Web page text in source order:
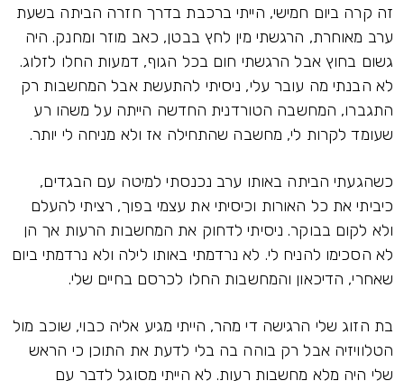
זה קרה ביום חמישי, הייתי ברכבת בדרך חזרה הביתה בשעת
ערב מאוחרת, הרגשתי מין לחץ בבטן, כאב מוזר ומחנק. היה
גשום בחוץ אבל הרגשתי חום בכל הגוף, דמעות החלו לזלוג.
לא הבנתי מה עובר עלי, ניסיתי להתעשת אבל המחשבות רק
התגברו, המחשבה הטורדנית החדשה הייתה על משהו רע
שעומד לקרות לי, מחשבה שהתחילה אז ולא מניחה לי יותר.
כשהגעתי הביתה באותו ערב נכנסתי למיטה עם הבגדים,
כיביתי את כל האורות וכיסיתי את עצמי בפוך, רציתי להעלם
ולא לקום בבוקר. ניסיתי לדחוק את המחשבות הרעות אך הן
לא הסכימו להניח לי. לא נרדמתי באותו לילה ולא נרדמתי ביום
שאחרי, הדיכאון והמחשבות החלו לכרסם בחיים שלי.
בת הזוג שלי הרגישה די מהר, הייתי מגיע אליה כבוי, שוכב מול
הטלוויזיה אבל רק בוהה בה בלי לדעת את התוכן כי הראש
שלי היה מלא מחשבות רעות. לא הייתי מסוגל לדבר עם